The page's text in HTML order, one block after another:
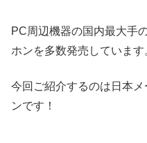
PC周辺機器の国内最大手
ホンを多数発売しています
今回ご紹介するのは日本
ンです！